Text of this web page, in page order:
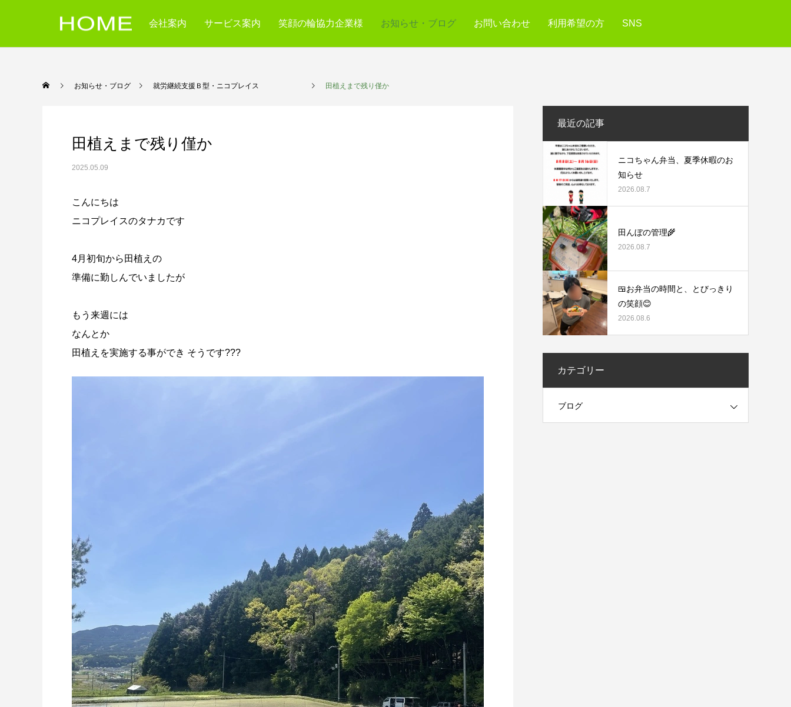
会社案内 サービス案内 笑顔の輪協力企業様 お知らせ・ブログ お問い合わせ 利用希望の方 SNS
お知らせ・ブログ 就労継続支援Ｂ型・ニコプレイス 田植えまで残り僅か
田植えまで残り僅か
2025.05.09
こんにちは
ニコプレイスのタナカです
4月初旬から田植えの
準備に勤しんでいましたが
もう来週には
なんとか
田植えを実施する事ができ そうです???
最近の記事
ニコちゃん弁当、夏季休暇のお
知らせ
2026.08.7
田んぼの管理🌾
2026.08.7
🍱お弁当の時間と、とびっきり
の笑顔😊
2026.08.6
カテゴリー
ブログ